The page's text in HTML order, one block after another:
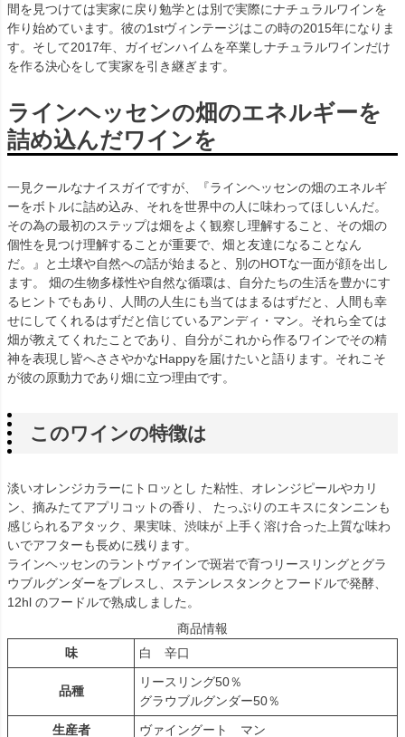
間を見つけては実家に戻り勉学とは別で実際にナチュラルワインを
作り始めています。彼の1stヴィンテージはこの時の2015年になりま
す。そして2017年、ガイゼンハイムを卒業しナチュラルワインだけ
を作る決心をして実家を引き継ぎます。
ラインヘッセンの畑のエネルギーを
詰め込んだワインを
一見クールなナイスガイですが、『ラインヘッセンの畑のエネルギ
ーをボトルに詰め込み、それを世界中の人に味わってほしいんだ。
その為の最初のステップは畑をよく観察し理解すること、その畑の
個性を見つけ理解することが重要で、畑と友達になることなん
だ。』と土壌や自然への話が始まると、別のHOTな一面が顔を出し
ます。 畑の生物多様性や自然な循環は、自分たちの生活を豊かにす
るヒントでもあり、人間の人生にも当てはまるはずだと、人間も幸
せにしてくれるはずだと信じているアンディ・マン。それら全ては
畑が教えてくれたことであり、自分がこれから作るワインでその精
神を表現し皆へささやかなHappyを届けたいと語ります。それこそ
が彼の原動力であり畑に立つ理由です。
このワインの特徴は
淡いオレンジカラーにトロッとし た粘性、オレンジピールやカリ
ン、摘みたてアプリコットの香り、 たっぷりのエキスにタンニンも
感じられるアタック、果実味、渋味が 上手く溶け合った上質な味わ
いでアフターも長めに残ります。
ラインヘッセンのラントヴァインで斑岩で育つリースリングとグラ
ウブルグンダーをプレスし、ステンレスタンクとフードルで発酵、
12hl のフードルで熟成しました。
商品情報
味
白 辛口
品種
リースリング50％
グラウブルグンダー50％
生産者
ヴァイングート マン